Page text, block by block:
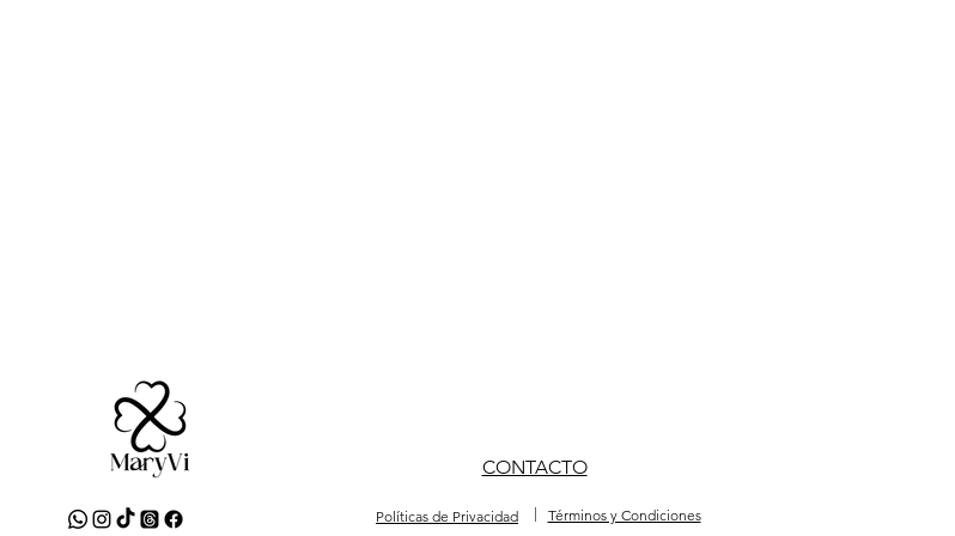
CONTACTO
Políticas de Privacidad Términos y Condiciones
|